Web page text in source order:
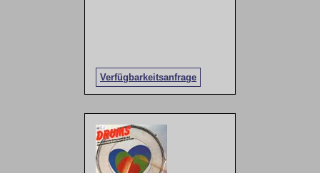
Verfügbarkeitsanfrage